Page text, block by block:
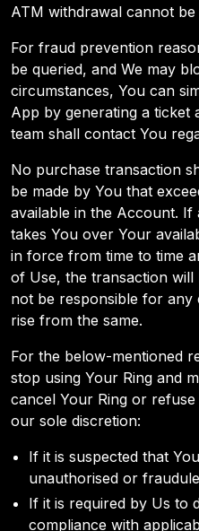
ATM withdrawal cannot
For fraud prevention
be queried, and We may
circumstances, You can
App by generating a
team shall contact You
No purchase transaction
be made by You that
available in the Account.
takes You over Your
in force from time to time
of Use, the transaction will
not be responsible for any
rise from the same.
For the below-mentioned
stop using Your Ring and
cancel Your Ring or
our sole discretion:
If it is suspected that
unauthorised or
If it is required by Us to
compliance with